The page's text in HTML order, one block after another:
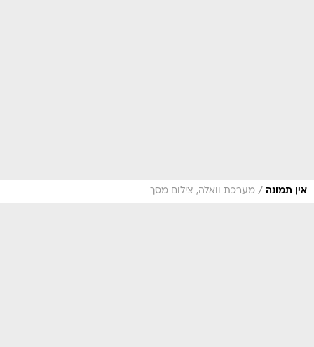
אין תמונה / מערכת וואלה, צילום מסך